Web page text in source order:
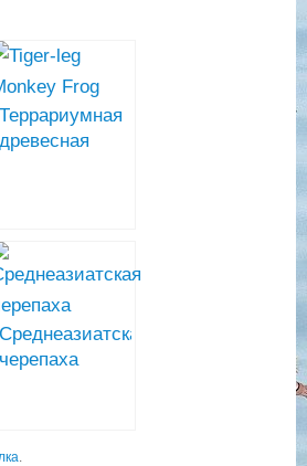
Террариумная
древесная
Среднеазиатская
черепаха